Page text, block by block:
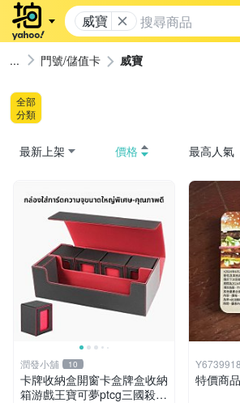
威寶
門號/儲值卡 威寶
全部
分類
最新上架 價格 最高人氣
潤發小舖 10
卡牌收納盒開窗卡盒牌盒收納
箱游戲王寶可夢ptcg三國殺海
特價商